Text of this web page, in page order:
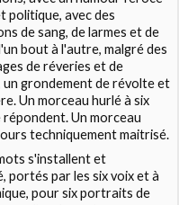
politique, avec des
de sang, de larmes et de
bout à l'autre, malgré des
de réveries et de
un grondement de révolte et
Un morceau hurlé à six
Un morceau
techniquement maitrisé.
s'installent et
portés par les six voix et à
pour six portraits de